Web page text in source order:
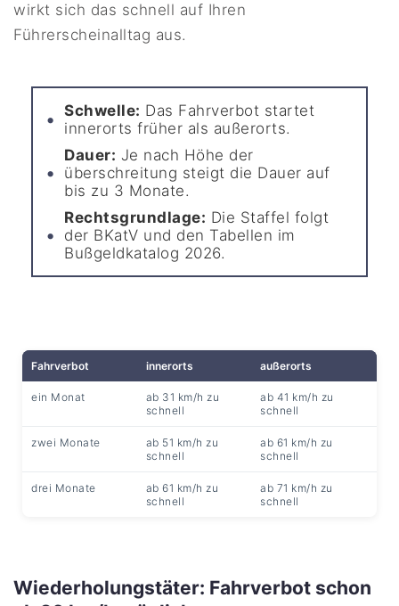
wirkt sich das schnell auf Ihren
Führerscheinalltag aus.
Schwelle: Das Fahrverbot startet
innerorts früher als außerorts.
Dauer: Je nach Höhe der
überschreitung steigt die Dauer auf
bis zu 3 Monate.
Rechtsgrundlage: Die Staffel folgt
der BKatV und den Tabellen im
Bußgeldkatalog 2026.
Fahrverbot innerorts außerorts
ein Monat
ab 31 km/h zu
schnell
ab 41 km/h zu
schnell
zwei Monate
ab 51 km/h zu
schnell
ab 61 km/h zu
schnell
drei Monate
ab 61 km/h zu
schnell
ab 71 km/h zu
schnell
Wiederholungstäter: Fahrverbot schon